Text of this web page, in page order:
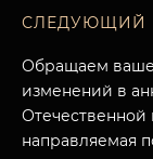
СЛЕДУЮЩИЙ
Обращаем ваше
изменений в
направляемая